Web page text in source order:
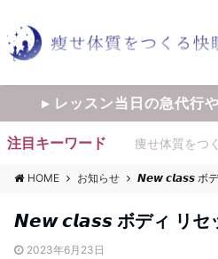
▸ レッスン当日の急代行
注目キーワード 痩せ体質をつ
HOME お知らせ 𝙉𝙚𝙬 𝙘𝙡𝙖𝙨𝙨 ボデ
𝙉𝙚𝙬 𝙘𝙡𝙖𝙨𝙨 ボディ リセ
2023年6月23日